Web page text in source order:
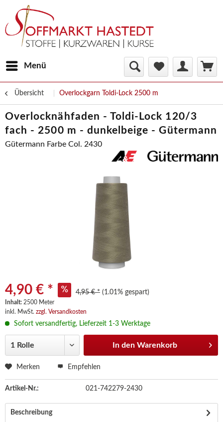
Menü
Übersicht Overlockgarn Toldi-Lock 2500 m
Overlocknähfaden - Toldi-Lock 120/3
fach - 2500 m - dunkelbeige - Gütermann
Gütermann Farbe Col. 2430
4,90 € * 4,95 € * (1.01% gespart)
Inhalt: 2500 Meter
inkl. MwSt. zzgl. Versandkosten
Sofort versandfertig, Lieferzeit 1-3 Werktage
In den Warenkorb
Merken Empfehlen
Artikel-Nr.: 021-742279-2430
Beschreibung